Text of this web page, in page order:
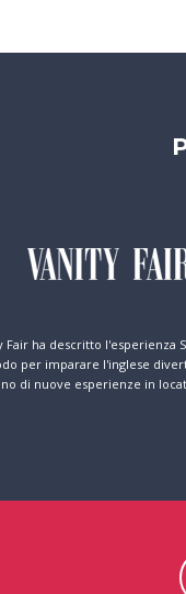
Fair ha descritto l'esperienza
per imparare l'inglese
di nuove esperienze in